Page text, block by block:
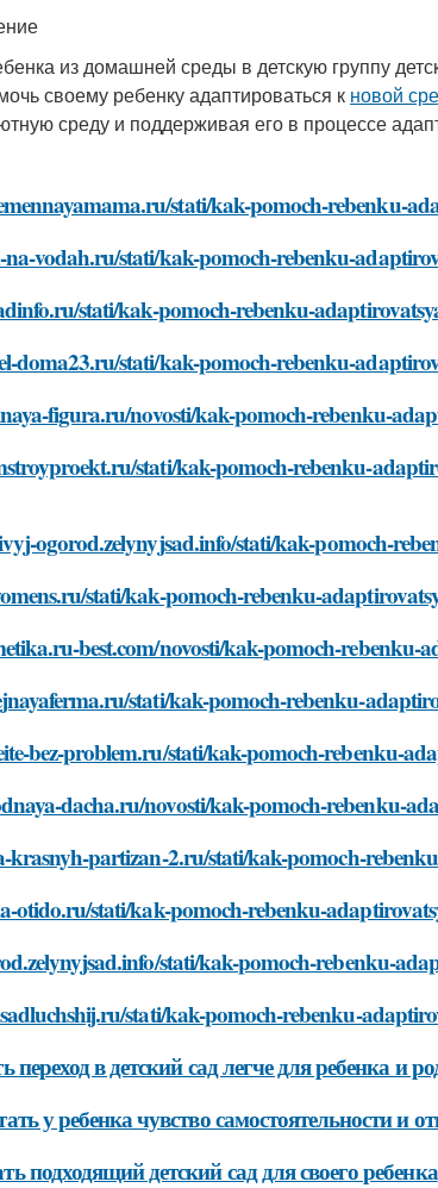
из домашней среды в детскую группу
своему ребенку адаптироваться к новой
среду и поддерживая его в процессе
stati/kak-pomoch-rebenku-
vodah.ru/stati/kak-pomoch-rebenku-
stati/kak-pomoch-rebenku-
doma23.ru/stati/kak-pomoch-rebenku-
figura.ru/novosti/kak-pomoch-rebenku-
stati/kak-pomoch-rebenku-
ogorod.zelynyjsad.info/stati/kak-pomoch-
stati/kak-pomoch-rebenku-
best.com/novosti/kak-pomoch-rebenku-
stati/kak-pomoch-rebenku-
bez-problem.ru/stati/kak-pomoch-rebenku-
dacha.ru/novosti/kak-pomoch-rebenku-
krasnyh-partizan-2.ru/stati/kak-pomoch-
otido.ru/stati/kak-pomoch-rebenku-
stati/kak-pomoch-rebenku-
stati/kak-pomoch-rebenku-
переход в детский сад легче для ребенка и
у ребенка чувство самостоятельности и
подходящий детский сад для своего ребенка